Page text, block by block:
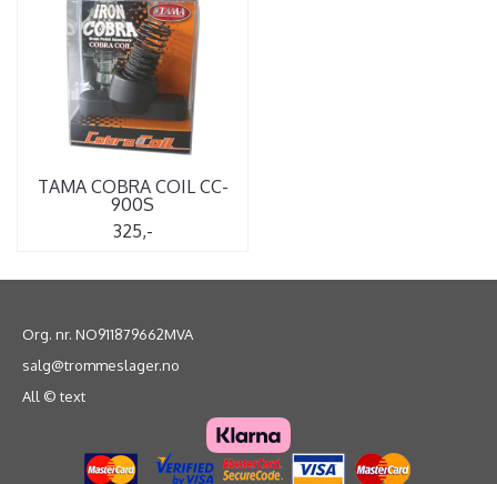
TAMA COBRA COIL CC-
900S
325,-
Org. nr. NO911879662MVA
salg@trommeslager.no
All © text